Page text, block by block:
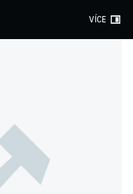
VÍCE